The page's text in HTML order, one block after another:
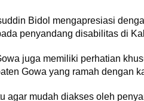
Bidol mengapresiasi
penyandang disabilitas di
juga memiliki perhatian
Gowa yang ramah dengan
agar mudah diakses oleh